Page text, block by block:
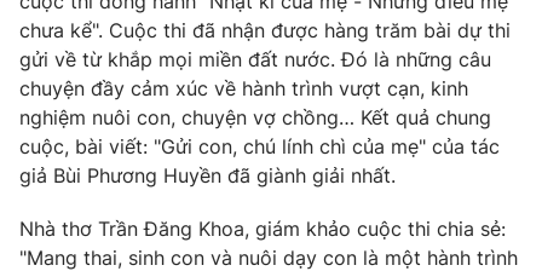
chưa kể". Cuộc thi đã nhận được hàng trăm bài dự thi
gửi về từ khắp mọi miền đất nước. Đó là những câu
chuyện đầy cảm xúc về hành trình vượt cạn, kinh
nghiệm nuôi con, chuyện vợ chồng… Kết quả chung
cuộc, bài viết: "Gửi con, chú lính chì của mẹ" của tác
giả Bùi Phương Huyền đã giành giải nhất.
Nhà thơ Trần Đăng Khoa, giám khảo cuộc thi chia sẻ:
"Mang thai, sinh con và nuôi dạy con là một hành trình